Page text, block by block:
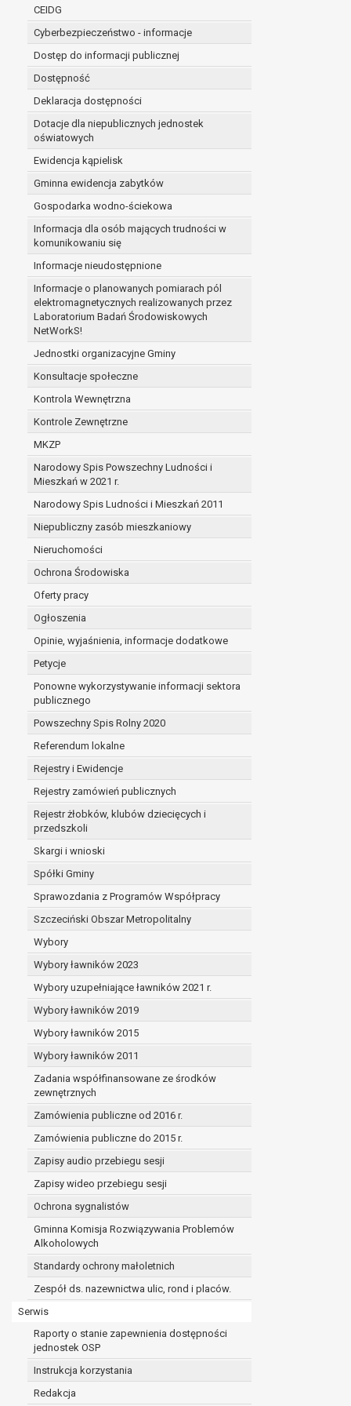
CEIDG
Cyberbezpieczeństwo - informacje
Dostęp do informacji publicznej
Dostępność
Deklaracja dostępności
Dotacje dla niepublicznych jednostek
oświatowych
Ewidencja kąpielisk
Gminna ewidencja zabytków
Gospodarka wodno-ściekowa
Informacja dla osób mających trudności w
komunikowaniu się
Informacje nieudostępnione
Informacje o planowanych pomiarach pól
elektromagnetycznych realizowanych przez
Laboratorium Badań Środowiskowych
NetWorkS!
Jednostki organizacyjne Gminy
Konsultacje społeczne
Kontrola Wewnętrzna
Kontrole Zewnętrzne
MKZP
Narodowy Spis Powszechny Ludności i
Mieszkań w 2021 r.
Narodowy Spis Ludności i Mieszkań 2011
Niepubliczny zasób mieszkaniowy
Nieruchomości
Ochrona Środowiska
Oferty pracy
Ogłoszenia
Opinie, wyjaśnienia, informacje dodatkowe
Petycje
Ponowne wykorzystywanie informacji sektora
publicznego
Powszechny Spis Rolny 2020
Referendum lokalne
Rejestry i Ewidencje
Rejestry zamówień publicznych
Rejestr żłobków, klubów dziecięcych i
przedszkoli
Skargi i wnioski
Spółki Gminy
Sprawozdania z Programów Współpracy
Szczeciński Obszar Metropolitalny
Wybory
Wybory ławników 2023
Wybory uzupełniające ławników 2021 r.
Wybory ławników 2019
Wybory ławników 2015
Wybory ławników 2011
Zadania współfinansowane ze środków
zewnętrznych
Zamówienia publiczne od 2016 r.
Zamówienia publiczne do 2015 r.
Zapisy audio przebiegu sesji
Zapisy wideo przebiegu sesji
Ochrona sygnalistów
Gminna Komisja Rozwiązywania Problemów
Alkoholowych
Standardy ochrony małoletnich
Zespół ds. nazewnictwa ulic, rond i placów.
Serwis
Raporty o stanie zapewnienia dostępności
jednostek OSP
Instrukcja korzystania
Redakcja
administratorowi bądź
niezbędność przetwarzania do celów
Z przyczyn związanych z Pani/Pana
on istnienie ważnych prawnie uzasadnionych
ustalenia, dochodzenia lub obrony roszczeń.
W przypadku gdy przetwarzanie danych osobowych
prawo do cofnięcia tej zgody w dowolnym momencie.
Przysługuje Pani/Panu prawo wniesienia skargi do
Organem właściwym do wniesienia skargi jest Prezes
W zależności od sfery, w której przetwarzane są
Pani/Pana dane nie będą poddawane